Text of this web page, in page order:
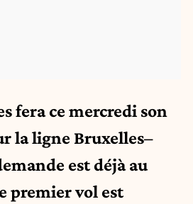
fera ce mercredi son
la ligne Bruxelles–
est déjà au
premier vol est